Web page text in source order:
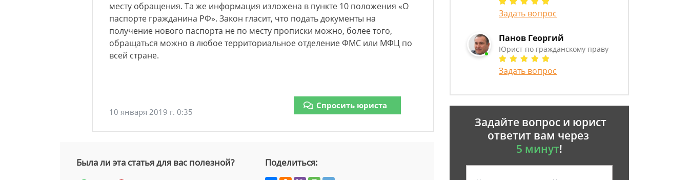
месту обращения. Та же информация изложена в пункте 10 положения «О
паспорте гражданина РФ». Закон гласит, что подать документы на
получение нового паспорта не по месту прописки можно, более того,
обращаться можно в любое территориальное отделение ФМС или МФЦ по
всей стране.
10 января 2019 г. 0:35
Спросить юриста
Была ли эта статья для вас полезной? Поделиться:
Задать вопрос
Панов Георгий
Юрист по гражданскому праву
Задать вопрос
Задайте вопрос и юрист
ответит вам через
5 минут!